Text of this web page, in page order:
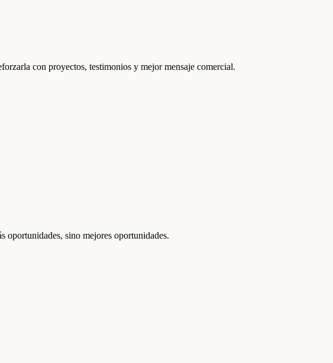
con proyectos, testimonios y mejor mensaje comercial.
oportunidades, sino mejores oportunidades.